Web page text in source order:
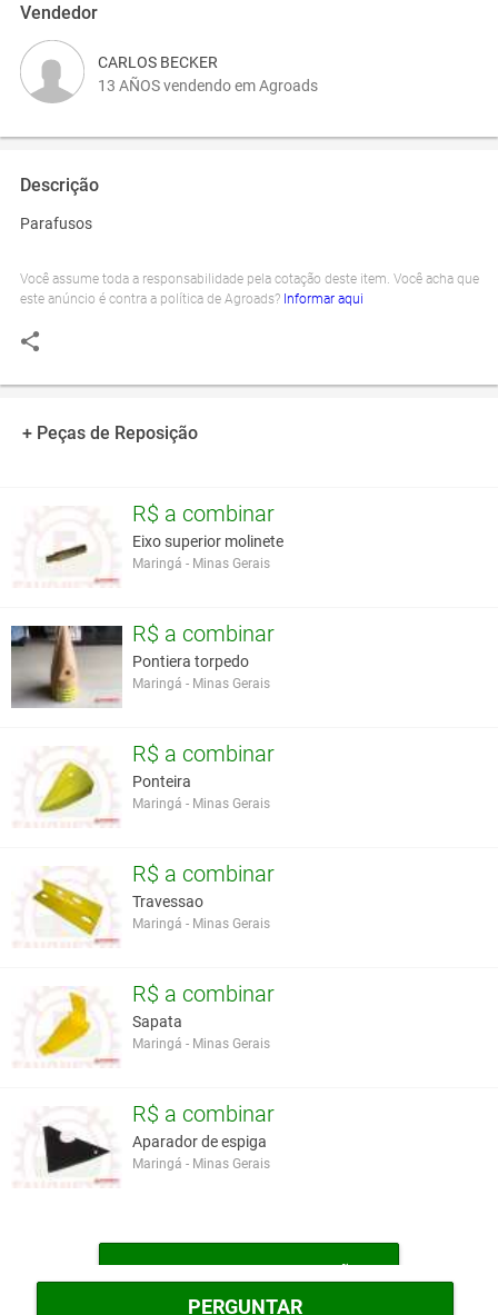
PERGUNTAR
Vendedor
CARLOS BECKER
13 AÑOS vendendo em Agroads
Descrição
Parafusos
Você assume toda a responsabilidade pela cotação deste item. Você acha que
este anúncio é contra a política de Agroads? Informar aqui
+ Peças de Reposição
R$ a combinar
Eixo superior molinete
Maringá - Minas Gerais
R$ a combinar
Pontiera torpedo
Maringá - Minas Gerais
R$ a combinar
Ponteira
Maringá - Minas Gerais
R$ a combinar
Travessao
Maringá - Minas Gerais
R$ a combinar
Sapata
Maringá - Minas Gerais
R$ a combinar
Aparador de espiga
Maringá - Minas Gerais